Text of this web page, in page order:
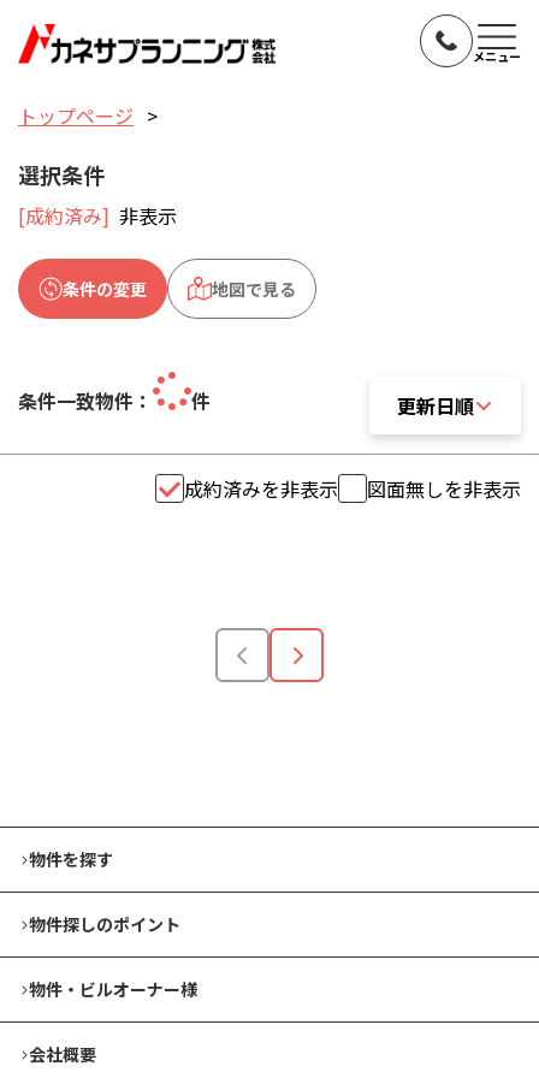
メニュー
トップページ
選択条件
[成約済み] 非表示
条件の変更 地図で見る
条件一致物件： 件 更新日順
更新日順
成約済みを非表示 図面無しを非表示
物件を探す
物件探しのポイント
物件・ビルオーナー様
会社概要